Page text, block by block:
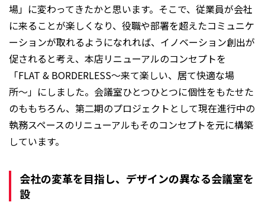
場」に変わってきたかと思います。そこで、従業員が会社
に来ることが楽しくなり、役職や部署を超えたコミュニケ
ーションが取れるようになれれば、イノベーション創出が
促されると考え、本店リニューアルのコンセプトを
「FLAT & BORDERLESS～来て楽しい、居て快適な場
所〜」にしました。会議室ひとつひとつに個性をもたせた
のももちろん、第二期のプロジェクトとして現在進行中の
執務スペースのリニューアルもそのコンセプトを元に構築
しています。
会社の変革を目指し、デザインの異なる会議室を
設